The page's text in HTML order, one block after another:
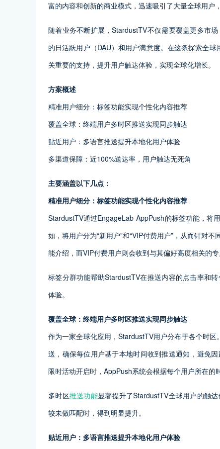
富的内容和创新的商业模式，迅速吸引了大量全球用户
随着业务不断扩展，StardustTV不仅需要覆盖更多市
的日活跃用户（DAU）和用户满意度。在这条探索全
关重要的支持，提升用户触达体验，实现全球化增长。
方案概述
精准用户细分：标签功能实现个性化内容推荐
覆盖全球：终端用户多时区推送实现同步触达
贴近用户：多语言推送提升本地化用户体验
多渠道保障：近100%送达率，用户触达无死角
主要涵盖以下几点：
精准用户细分：标签功能实现个性化内容推荐
StardustTV通过EngageLab AppPush的标签功能，将
如，将用户分为“新用户”和“VIP付费用户”，从而针对
能介绍，而VIP付费用户则会收到与其偏好高度相关的专
标签分群功能帮助StardustTV在推送内容的点击率和
体验。
覆盖全球：终端用户多时区推送实现同步触达
作为一家全球化应用，StardustTV用户分布于各个时
送，确保每位用户基于本地时间收到推送通知，避免
限时活动开启时，AppPush系统会根据每个用户所在的
多时区推送功能显著提升了StardustTV全球用户的触
较未做匹配时，得到明显提升。
贴近用户：多语言推送提升本地化用户体验